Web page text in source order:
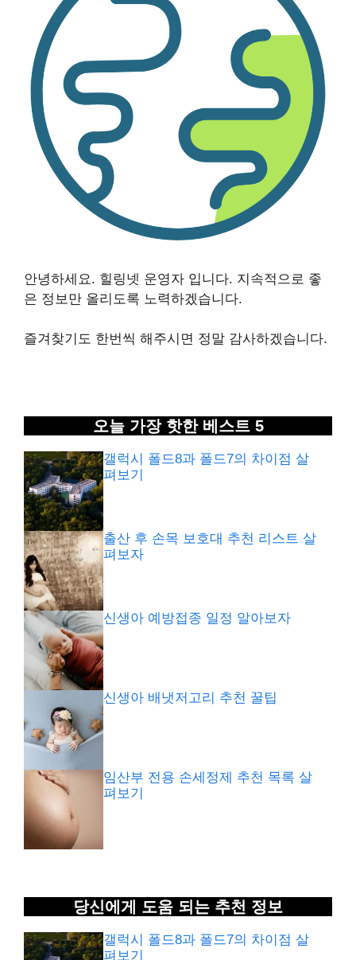
안녕하세요. 힐링넷 운영자 입니다. 지속적으로 좋
은 정보만 올리도록 노력하겠습니다.
즐겨찾기도 한번씩 해주시면 정말 감사하겠습니다.
오늘 가장 핫한 베스트 5
갤럭시 폴드8과 폴드7의 차이점 살
펴보기
출산 후 손목 보호대 추천 리스트 살
펴보자
신생아 예방접종 일정 알아보자
신생아 배냇저고리 추천 꿀팁
임산부 전용 손세정제 추천 목록 살
펴보기
당신에게 도움 되는 추천 정보
갤럭시 폴드8과 폴드7의 차이점 살
펴보기